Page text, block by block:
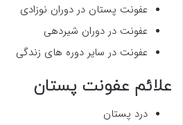
عفونت پستان در دوران نوزادی
عفونت در دوران شیردهی
عفونت در سایر دوره های زندگی
علائم عفونت پستان
درد پستان